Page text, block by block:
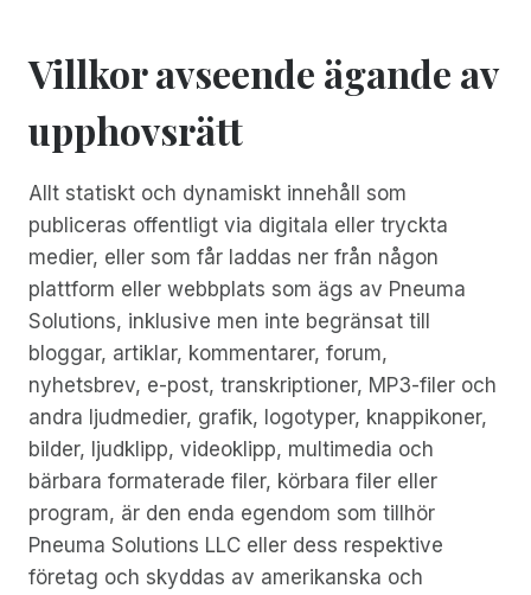
Villkor avseende ägande av
upphovsrätt
Allt statiskt och dynamiskt innehåll som
publiceras offentligt via digitala eller tryckta
medier, eller som får laddas ner från någon
plattform eller webbplats som ägs av Pneuma
Solutions, inklusive men inte begränsat till
bloggar, artiklar, kommentarer, forum,
nyhetsbrev, e-post, transkriptioner, MP3-filer och
andra ljudmedier, grafik, logotyper, knappikoner,
bilder, ljudklipp, videoklipp, multimedia och
bärbara formaterade filer, körbara filer eller
program, är den enda egendom som tillhör
Pneuma Solutions LLC eller dess respektive
företag och skyddas av amerikanska och